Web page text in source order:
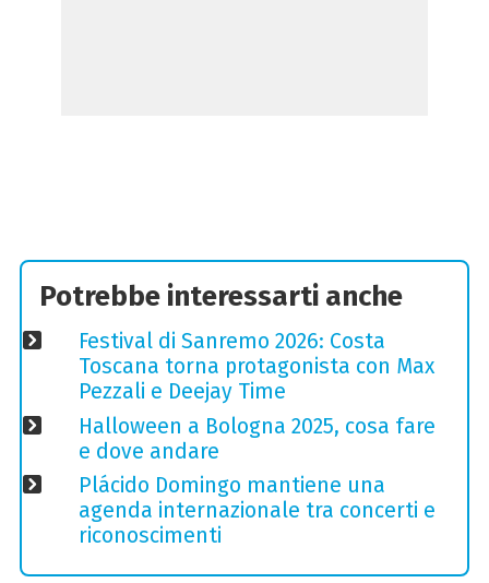
Potrebbe interessarti anche
Festival di Sanremo 2026: Costa
Toscana torna protagonista con Max
Pezzali e Deejay Time
Halloween a Bologna 2025, cosa fare
e dove andare
Plácido Domingo mantiene una
agenda internazionale tra concerti e
riconoscimenti